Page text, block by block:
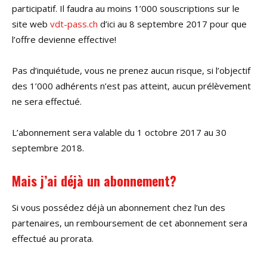
participatif. Il faudra au moins 1’000 souscriptions sur le
site web vdt-pass.ch d’ici au 8 septembre 2017 pour que
l’offre devienne effective!
Pas d’inquiétude, vous ne prenez aucun risque, si l’objectif
des 1’000 adhérents n’est pas atteint, aucun prélèvement
ne sera effectué.
L’abonnement sera valable du 1 octobre 2017 au 30
septembre 2018.
Mais j’ai déjà un abonnement?
Si vous possédez déjà un abonnement chez l’un des
partenaires, un remboursement de cet abonnement sera
effectué au prorata.